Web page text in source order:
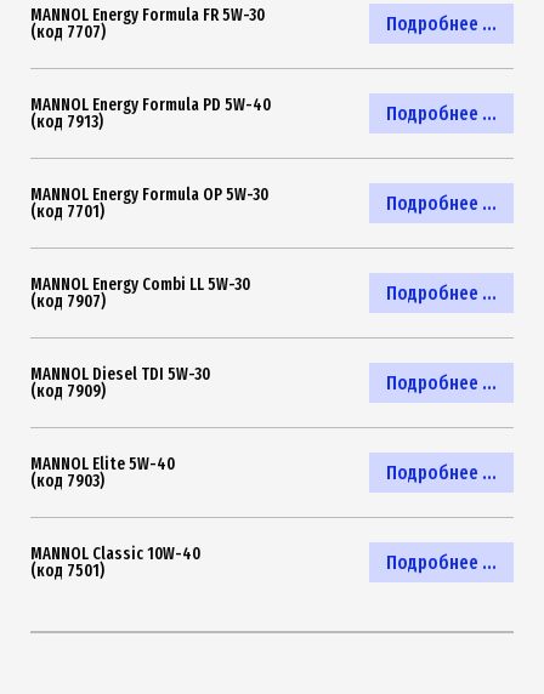
Подробнее ...
MANNOL Energy Formula FR 5W-30
(код 7707)
Подробнее ...
MANNOL Energy Formula PD 5W-40
(код 7913)
Подробнее ...
MANNOL Energy Formula OP 5W-30
(код 7701)
Подробнее ...
MANNOL Energy Combi LL 5W-30
(код 7907)
Подробнее ...
MANNOL Diesel TDI 5W-30
(код 7909)
Подробнее ...
MANNOL Elite 5W-40
(код 7903)
Подробнее ...
MANNOL Classic 10W-40
(код 7501)